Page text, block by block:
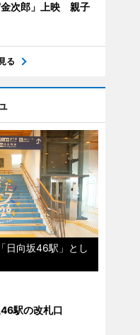
金次郎」上映 親子
る
日向坂46駅」とし
駅の改札口